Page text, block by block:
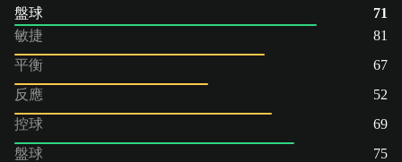
盤球
71
敏捷
81
平衡
67
反應
52
控球
69
盤球
75